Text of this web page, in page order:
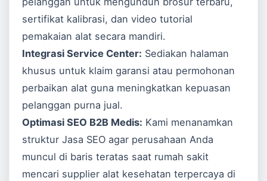
sertifikat kalibrasi, dan video tutorial
pemakaian alat secara mandiri.
Integrasi Service Center: Sediakan halaman
khusus untuk klaim garansi atau permohonan
perbaikan alat guna meningkatkan kepuasan
pelanggan purna jual.
Optimasi SEO B2B Medis: Kami menanamkan
strukturJasa SEO agar perusahaan Anda
muncul di baris teratas saat rumah sakit
mencari supplier alat kesehatan terpercaya di